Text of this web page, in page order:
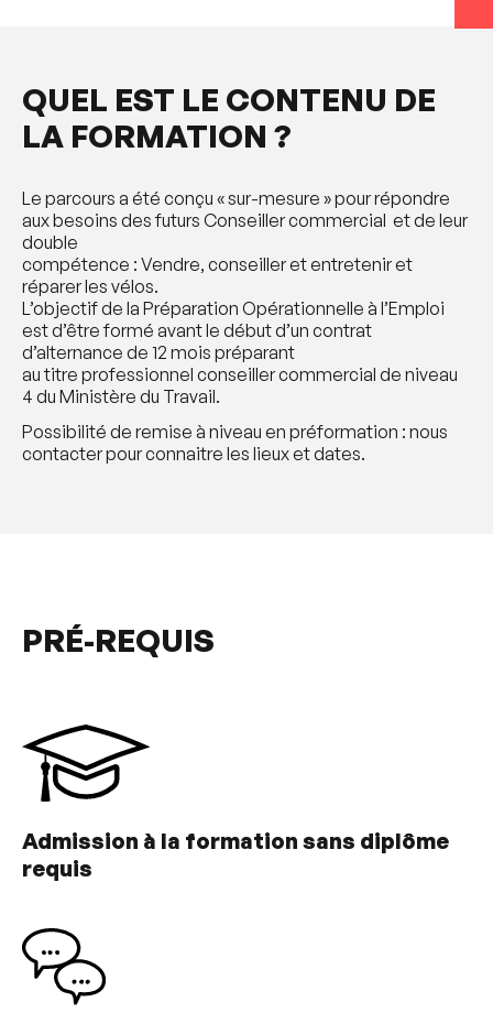
QUEL EST LE CONTENU DE
LA FORMATION ?
Le parcours a été conçu « sur-mesure » pour répondre
aux besoins des futurs Conseiller commercial et de leur
double
compétence : Vendre, conseiller et entretenir et
réparer les vélos.
L’objectif de la Préparation Opérationnelle à l’Emploi
est d’être formé avant le début d’un contrat
d’alternance de 12 mois préparant
au titre professionnel conseiller commercial de niveau
4 du Ministère du Travail.
Possibilité de remise à niveau en préformation : nous
contacter pour connaitre les lieux et dates.
PRÉ-REQUIS
Admission à la formation sans diplôme
requis